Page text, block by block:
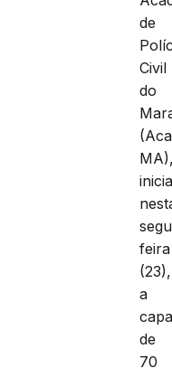
de
Civil
do
feira
(23),
a
de
70